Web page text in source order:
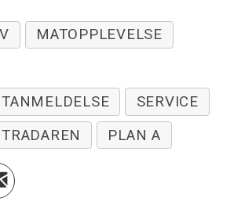
MATOPPLEVELSE
SERVICE
PLAN A